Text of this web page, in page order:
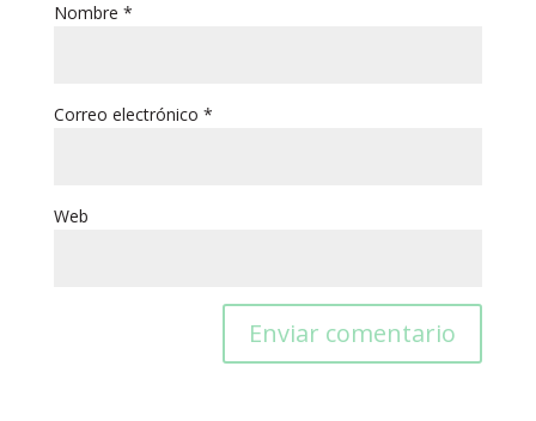
Nombre *
Correo electrónico *
Web